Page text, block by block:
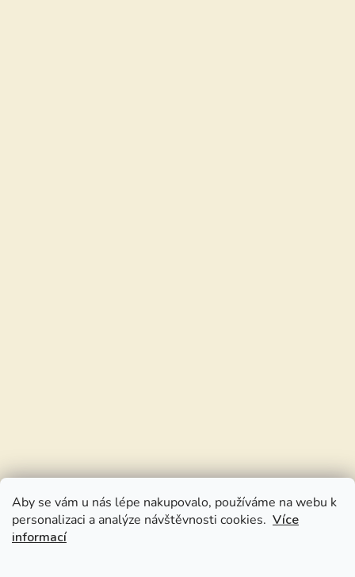
Aby se vám u nás lépe nakupovalo, používáme na webu k
personalizaci a analýze návštěvnosti cookies. Více
informací